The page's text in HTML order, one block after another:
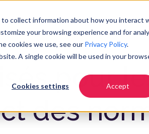
collect information about how you interact
your browsing experience and for
cookies we use, see our Privacy Policy.
A single cookie will be used in your
Cookies settings Accept
pour
des